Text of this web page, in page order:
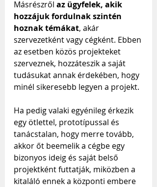
Másrészről az ügyfelek, akik
hozzájuk fordulnak szintén
hoznak témákat, akár
szervezetként vagy cégként. Ebben
az esetben közös projekteket
szerveznek, hozzáteszik a saját
tudásukat annak érdekében, hogy
minél sikeresebb legyen a projekt.
Ha pedig valaki egyénileg érkezik
egy ötlettel, prototípussal és
tanácstalan, hogy merre tovább,
akkor őt beemelik a cégbe egy
bizonyos ideig és saját belső
projektként futtatják, miközben a
kitaláló ennek a központi embere